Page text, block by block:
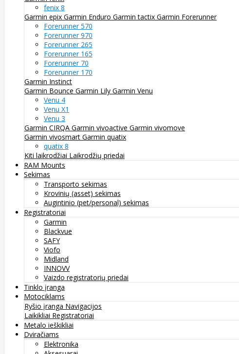
fenix 8
Garmin epix Garmin Enduro Garmin tactix Garmin Forerunner
Forerunner 570
Forerunner 970
Forerunner 265
Forerunner 165
Forerunner 70
Forerunner 170
Garmin Instinct
Garmin Bounce Garmin Lily Garmin Venu
Venu 4
Venu X1
Venu 3
Garmin CIRQA Garmin vivoactive Garmin vivomove
Garmin vivosmart Garmin quatix
quatix 8
Kiti laikrodžiai Laikrodžių priedai
RAM Mounts
Sekimas
Transporto sekimas
Krovinių (asset) sekimas
Augintinio (pet/personal) sekimas
Registratoriai
Garmin
Blackvue
SAFY
Viofo
Midland
INNOVV
Vaizdo registratorių priedai
Tinklo įranga
Motociklams
Ryšio įranga Navigacijos
Laikikliai Registratoriai
Metalo ieškikliai
Dviračiams
Elektronika